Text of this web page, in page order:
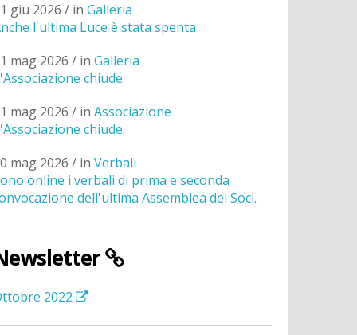
giu 2026 / in Galleria
l'ultima Luce è stata spenta
mag 2026 / in Galleria
chiude.
mag 2026 / in Associazione
chiude.
mag 2026 / in Verbali
online i verbali di prima e seconda
dell'ultima Assemblea dei Soci.
2022